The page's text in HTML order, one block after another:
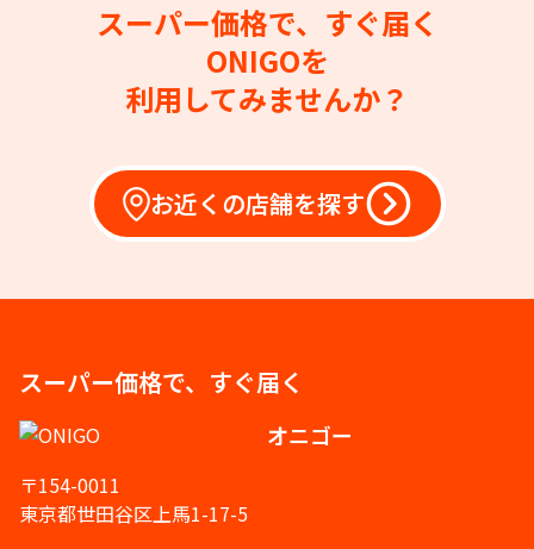
スーパー価格で、すぐ届く
ONIGOを
利用してみませんか？
お近くの店舗を探す
スーパー価格で、すぐ届く
オニゴー
〒154-0011
東京都世田谷区上馬1-17-5